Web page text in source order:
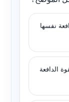
نفسها
الدافعة